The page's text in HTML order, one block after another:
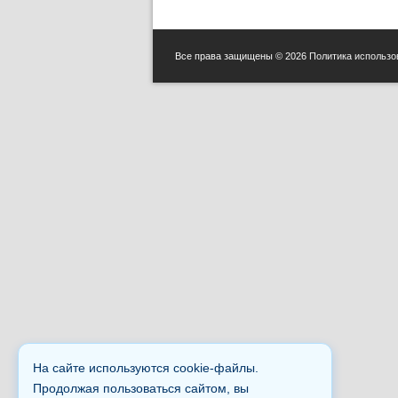
Все права защищены © 2026 Политика
На сайте используются cookie-файлы.
Продолжая пользоваться сайтом, вы